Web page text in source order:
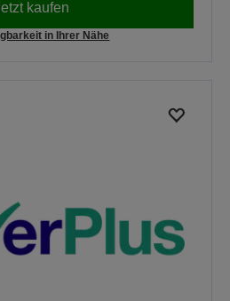
kaufen
in Ihrer Nähe